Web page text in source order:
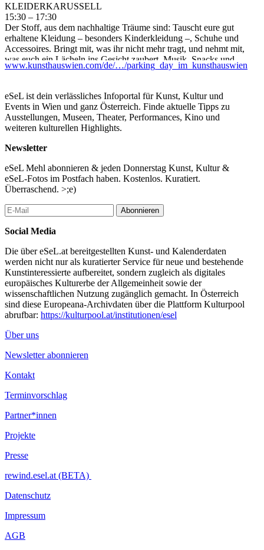
KLEIDERKARUSSELL
15:30 – 17:30
Der Stoff, aus dem nachhaltige Träume sind: Tauscht eure gut
erhaltene Kleidung – besonders Kinderkleidung –, Schuhe und
Accessoires. Bringt mit, was ihr nicht mehr tragt, und nehmt mit,
was euch ein Lächeln ins Gesicht zaubert. Musik, Snacks und
gute Gespräche gibt’s obendrein.
Ort: Gräzloase vor dem KunstHausWien
Hinweis:
Spielsachen oder Geschirr
FAHRRADCHECK
15:30 – 18:00
Öl für die Kette, Luft für die Reifen – und ein bisschen Know-
how für euch: Bei unserem professionellen Fahrradcheck erfahrt
Mängel werden vor Ort kostenlos behoben, bei größeren Schäden
gibt’s fundierte Beratung (ausgenommen: sicherheitsrelevante
Bauteile).
Ort: Pavillon im Innenhof – Zugang über Weißgerberlände 14
Keine Anmeldung erforderlich, first come first served
Mehr Informationen zum Fahrradcheck
Landstraße Mobilitätsagentur Wien
...Mehr lesen
www.kunsthauswien.com/de/…/parking_day_im_kunsthauswien
eSeL ist dein verlässliches Infoportal für Kunst, Kultur und
Events in Wien und ganz Österreich. Finde aktuelle Tipps zu
Ausstellungen, Museen, Theater, Performances, Kino und
weiteren kulturellen Highlights.
Newsletter
eSeL Mehl abonnieren & jeden Donnerstag Kunst, Kultur &
eSeL-Fotos im Postfach haben. Kostenlos. Kuratiert.
Überraschend. >;e)
Abonnieren
Social Media
Die über eSeL.at bereitgestellten Kunst- und Kalenderdaten
werden nicht nur als kuratierter Service für neue und bestehende
Kunstinteressierte aufbereitet, sondern zugleich als digitales
europäisches Kulturerbe der Allgemeinheit sowie der
wissenschaftlichen Nutzung zugänglich gemacht. In Österreich
sind diese Europeana-Archivdaten über die Plattform Kulturpool
abrufbar: https://kulturpool.at/institutionen/esel
Über uns
Newsletter abonnieren
Kontakt
Terminvorschlag
Partner*innen
Projekte
Presse
rewind.esel.at (BETA)
Datenschutz
Impressum
AGB